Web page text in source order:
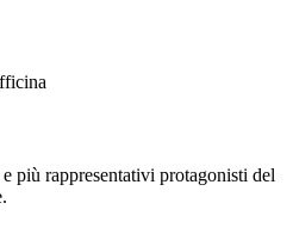
più rappresentativi protagonisti del